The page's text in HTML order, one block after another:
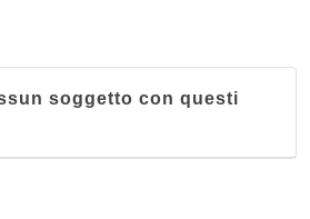
soggetto con questi